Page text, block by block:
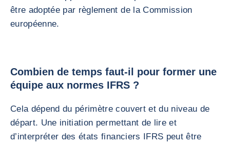
être adoptée par règlement de la Commission
européenne.
Combien de temps faut-il pour former une
équipe aux normes IFRS ?
Cela dépend du périmètre couvert et du niveau de
départ. Une initiation permettant de lire et
d’interpréter des états financiers IFRS peut être